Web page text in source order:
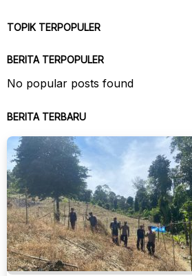
TOPIK TERPOPULER
BERITA TERPOPULER
No popular posts found
BERITA TERBARU